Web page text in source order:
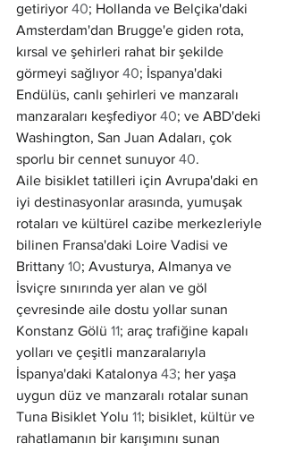
getiriyor 40; Hollanda ve Belçika'daki
Amsterdam'dan Brugge'e giden rota,
kırsal ve şehirleri rahat bir şekilde
görmeyi sağlıyor 40; İspanya'daki
Endülüs, canlı şehirleri ve manzaralı
manzaraları keşfediyor 40; ve ABD'deki
Washington, San Juan Adaları, çok
sporlu bir cennet sunuyor 40.
Aile bisiklet tatilleri için Avrupa'daki en
iyi destinasyonlar arasında, yumuşak
rotaları ve kültürel cazibe merkezleriyle
bilinen Fransa'daki Loire Vadisi ve
Brittany 10; Avusturya, Almanya ve
İsviçre sınırında yer alan ve göl
çevresinde aile dostu yollar sunan
Konstanz Gölü 11; araç trafiğine kapalı
yolları ve çeşitli manzaralarıyla
İspanya'daki Katalonya 43; her yaşa
uygun düz ve manzaralı rotalar sunan
Tuna Bisiklet Yolu 11; bisiklet, kültür ve
rahatlamanın bir karışımını sunan